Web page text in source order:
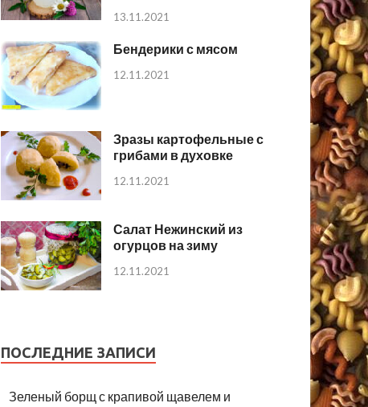
13.11.2021
Бендерики с мясом
12.11.2021
Зразы картофельные с
грибами в духовке
12.11.2021
Салат Нежинский из
огурцов на зиму
12.11.2021
ПОСЛЕДНИЕ ЗАПИСИ
Зеленый борщ с крапивой щавелем и